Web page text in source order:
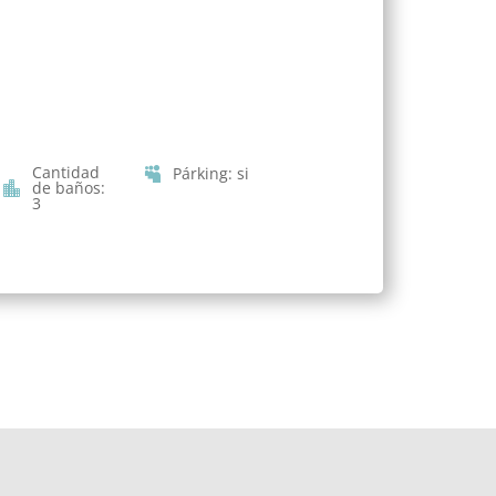
Cantidad
de baños:
3
Párking:si